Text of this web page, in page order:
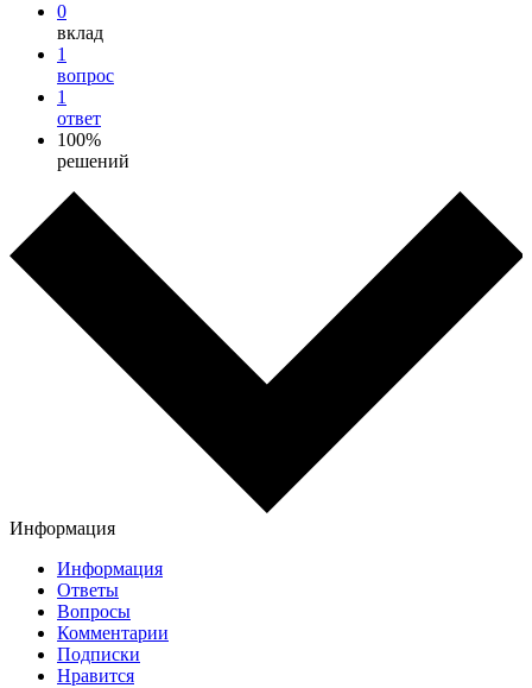
0
вклад
1
вопрос
1
ответ
100%
решений
Информация
Информация
Ответы
Вопросы
Комментарии
Подписки
Нравится